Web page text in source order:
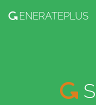
ENERATEPLUS